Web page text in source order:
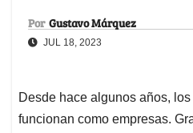
Por Gustavo Márquez
JUL 18, 2023
Desde hace algunos años,
funcionan como empresas.